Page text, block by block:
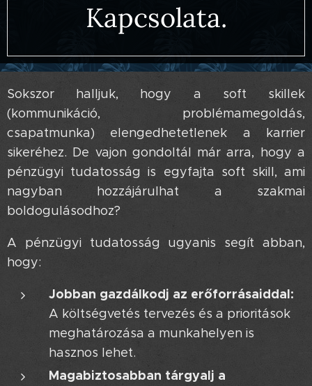
Kapcsolata.
Sokszor halljuk, hogy a soft skillek
(kommunikáció, problémamegoldás,
csapatmunka) elengedhetetlenek a karrier
sikeréhez. De vajon gondoltál már arra, hogy a
pénzügyi tudatosság is egyfajta soft skill, ami
nagyban hozzájárulhat a szakmai
boldogulásodhoz? 🤔
A pénzügyi tudatosság ugyanis segít abban,
hogy:
Jobban gazdálkodj az erőforrásaiddal:
A költségvetés tervezés és a prioritások
meghatározása a munkahelyen is
hasznos lehet.
Magabiztosabban tárgyalj a